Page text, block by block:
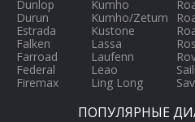
Dunlop
Durun
Estrada
Falken
Farroad
Federal
Firemax
Kumho
Kumho/Zetum
Kustone
Lassa
Laufenn
Leao
Ling Long
ПОПУЛЯРНЫЕ